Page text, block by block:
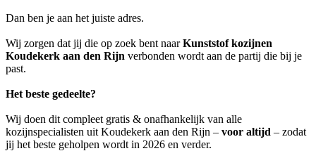
Dan ben je aan het juiste adres.
Wij zorgen dat jij die op zoek bent naarKunststof kozijnen
Koudekerk aan den Rijn verbonden wordt aan de partij die bij je
past.
Het beste gedeelte?
Wij doen dit compleet gratis & onafhankelijk van alle
kozijnspecialisten uit Koudekerk aan den Rijn – voor altijd – zodat
jij het beste geholpen wordt in 2026 en verder.